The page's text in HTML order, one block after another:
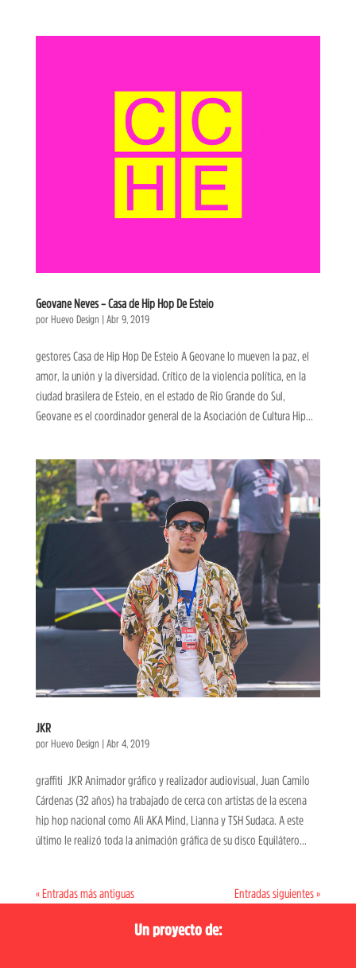
Geovane Neves – Casa de Hip Hop De Esteio
por Huevo Design Abr 9, 2019
gestores Casa de Hip Hop De Esteio A Geovane lo mueven la paz, el
amor, la unión y la diversidad. Crítico de la violencia política, en la
ciudad brasilera de Esteio, en el estado de Rio Grande do Sul,
Geovane es el coordinador general de la Asociación de Cultura Hip...
JKR
por Huevo Design Abr 4, 2019
graffiti JKR Animador gráfico y realizador audiovisual, Juan Camilo
Cárdenas (32 años) ha trabajado de cerca con artistas de la escena
hip hop nacional como Ali AKA Mind, Lianna y TSH Sudaca. A este
último le realizó toda la animación gráfica de su disco Equilátero...
« Entradas más antiguas Entradas siguientes »
Un proyecto de: